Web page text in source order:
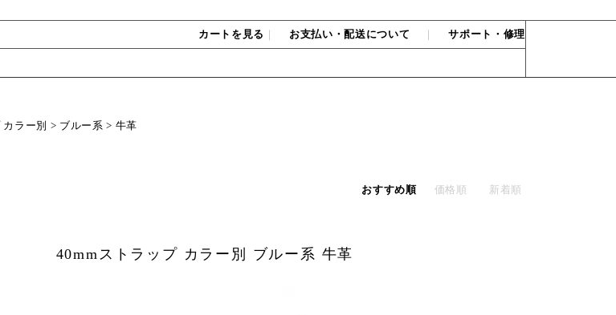
カートを見る お支払い・配送について ｜サポート・修理
ラー別 > ブルー系 > 牛革
おすすめ順
価格順 新着順
40mmストラップ カラー別 ブルー系 牛革